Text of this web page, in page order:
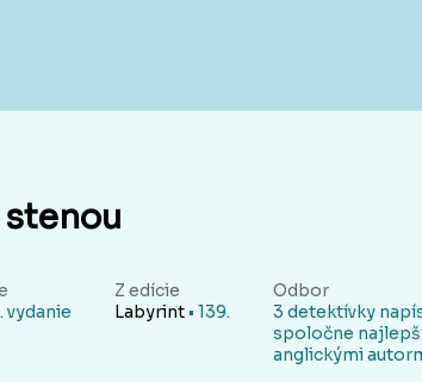
stenou
vydanie
Z edície
Labyrint • 139.
Odbor
3 detektívky
spoločne
anglickými